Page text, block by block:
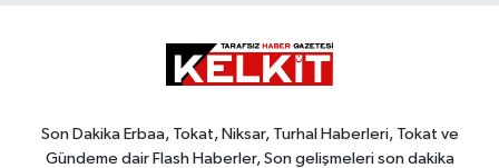
Son Dakika Erbaa, Tokat, Niksar, Turhal Haberleri, Tokat ve
Gündeme dair Flash Haberler, Son gelişmeleri son dakika